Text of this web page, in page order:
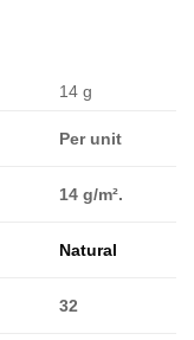
14 g
Per unit
14 g/m².
Natural
32